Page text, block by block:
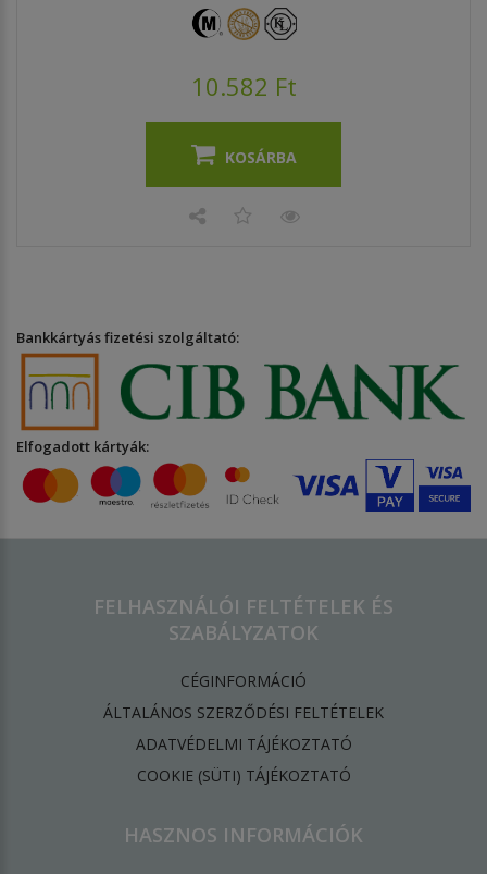
10.582 Ft
KOSÁRBA
Bankkártyás fizetési szolgáltató:
Elfogadott kártyák:
FELHASZNÁLÓI FELTÉTELEK ÉS
SZABÁLYZATOK
CÉGINFORMÁCIÓ
ÁLTALÁNOS SZERZŐDÉSI FELTÉTELEK
ADATVÉDELMI TÁJÉKOZTATÓ
​COOKIE (SÜTI) TÁJÉKOZTATÓ
HASZNOS INFORMÁCIÓK